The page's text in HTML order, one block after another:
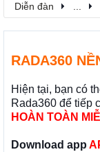
Diễn đàn
RADA360
Hiện tại, bạn có
Rada360 để tiếp
HOÀN TOÀN
Download app